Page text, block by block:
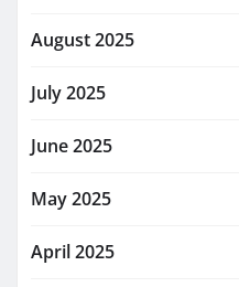
August 2025
July 2025
June 2025
May 2025
April 2025